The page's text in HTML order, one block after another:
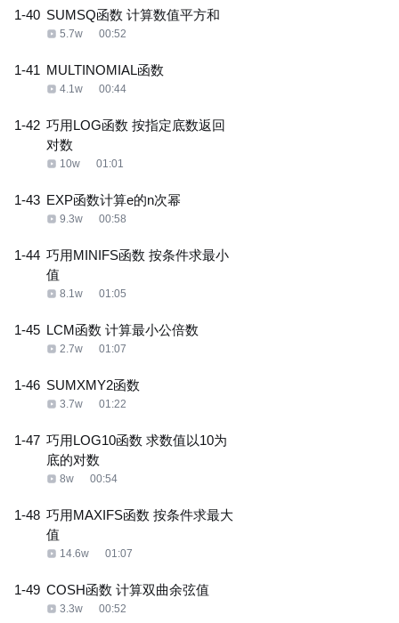
1-40 SUMSQ函数 计算数值平方和
5.7w 00:52
1-41 MULTINOMIAL函数
4.1w 00:44
1-42 巧用LOG函数 按指定底数返回
对数
10w 01:01
1-43 EXP函数计算e的n次幂
9.3w 00:58
1-44 巧用MINIFS函数 按条件求最小
值
8.1w 01:05
1-45 LCM函数 计算最小公倍数
2.7w 01:07
1-46 SUMXMY2函数
3.7w 01:22
1-47 巧用LOG10函数 求数值以10为
底的对数
8w 00:54
1-48 巧用MAXIFS函数 按条件求最大
值
14.6w 01:07
1-49 COSH函数 计算双曲余弦值
3.3w 00:52